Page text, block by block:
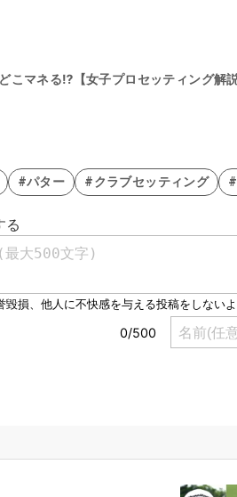
こマネる⁉【女子プロセッティング解説
#パター #クラブセッティング